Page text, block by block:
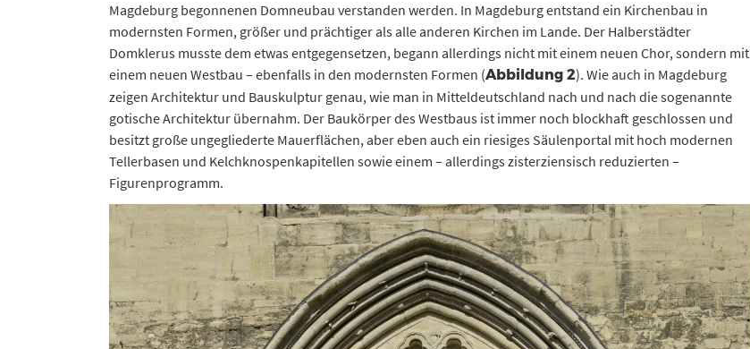
Magdeburg begonnenen Domneubau verstanden werden. In Magdeburg entstand ein Kirchenbau in
modernsten Formen, größer und prächtiger als alle anderen Kirchen im Lande. Der Halberstädter
Domklerus musste dem etwas entgegensetzen, begann allerdings nicht mit einem neuen Chor, sondern mit
einem neuen Westbau – ebenfalls in den modernsten Formen (Abbildung 2). Wie auch in Magdeburg
zeigen Architektur und Bauskulptur genau, wie man in Mitteldeutschland nach und nach die sogenannte
gotische Architektur übernahm. Der Baukörper des Westbaus ist immer noch blockhaft geschlossen und
besitzt große ungegliederte Mauerflächen, aber eben auch ein riesiges Säulenportal mit hoch modernen
Tellerbasen und Kelchknospenkapitellen sowie einem – allerdings zisterziensisch reduzierten –
Figurenprogramm.